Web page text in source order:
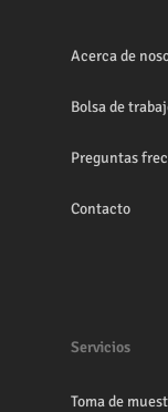
Acerca de
Bolsa de
Preguntas
Contacto
Servicios
Toma de